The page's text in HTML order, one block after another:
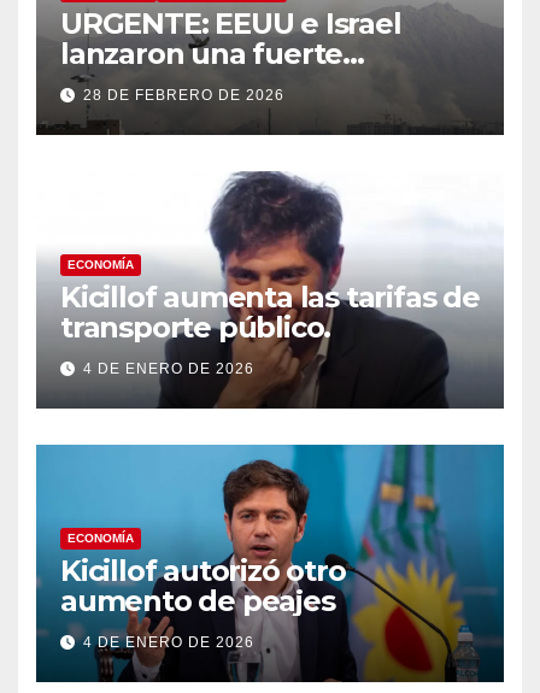
URGENTE: EEUU e Israel
lanzaron una fuerte
operación militar contra Irán,
que respondió con un ataque
a los países del Golfo
28 DE FEBRERO DE 2026
ECONOMÍA
Kicillof aumenta las tarifas de
transporte público.
4 DE ENERO DE 2026
ECONOMÍA
Kicillof autorizó otro
aumento de peajes
4 DE ENERO DE 2026